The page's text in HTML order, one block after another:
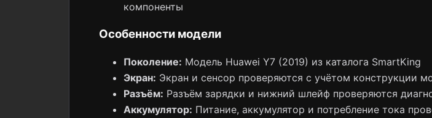
компоненты
Особенности модели
Поколение: Модель Huawei Y7 (2019) из каталога SmartKing
Экран: Экран и сенсор проверяются с учётом конструкции
Разъём: Разъём зарядки и нижний шлейф проверяются
Аккумулятор: Питание, аккумулятор и потребление тока